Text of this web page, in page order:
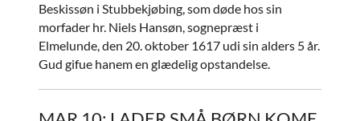
Beskissøn i Stubbekjøbing, som døde hos sin
morfader hr. Niels Hansøn, sognepræst i
Elmelunde, den 20. oktober 1617 udi sin alders 5 år.
Gud gifue hanem en glædelig opstandelse.